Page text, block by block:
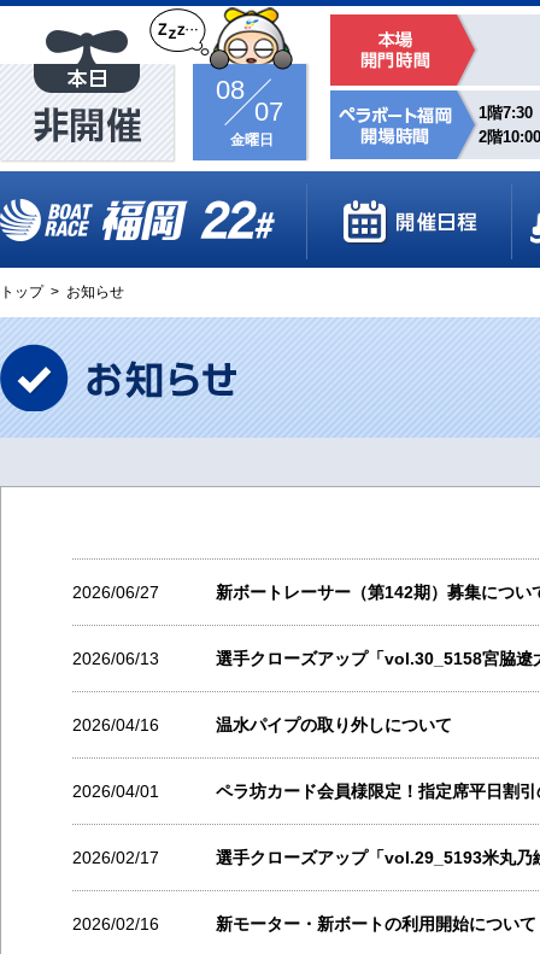
08
07
金曜日
1階7:30
2階10:00
トップ > お知らせ
2026/06/27 新ボートレーサー（第142期）募集につい
2026/06/13 選手クローズアップ「vol.30_5158宮脇遼
2026/04/16 温水パイプの取り外しについて
2026/04/01 ペラ坊カード会員様限定！指定席平日割
2026/02/17 選手クローズアップ「vol.29_5193米丸乃
2026/02/16 新モーター・新ボートの利用開始について